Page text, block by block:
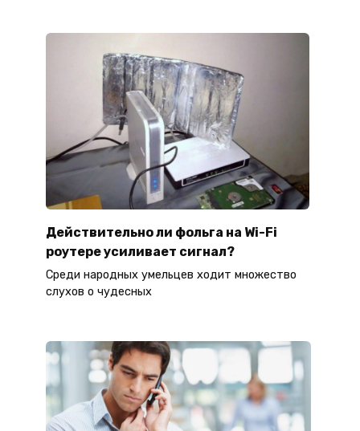
Действительно ли фольга на Wi-Fi
роутере усиливает сигнал?
Среди народных умельцев ходит множество
слухов о чудесных